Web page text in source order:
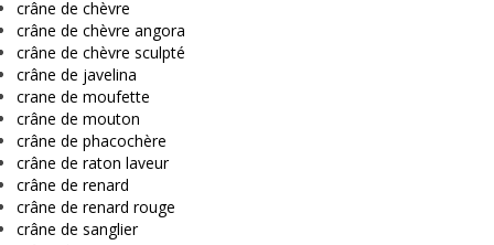
crâne de chèvre
crâne de chèvre angora
crâne de chèvre sculpté
crâne de javelina
crane de moufette
crâne de mouton
crâne de phacochère
crâne de raton laveur
crâne de renard
crâne de renard rouge
crâne de sanglier